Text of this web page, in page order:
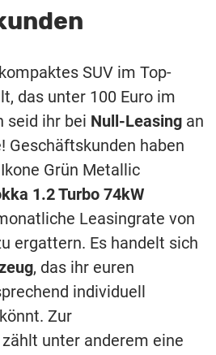
SUV im Top-
das unter 100 Euro im
seid ihr bei Null-Leasing an
Geschäftskunden haben
Grün Metallic
1.2 Turbo 74kW
Leasingrate von
ergattern. Es handelt sich
, das ihr euren
individuell
Zur
unter anderem eine